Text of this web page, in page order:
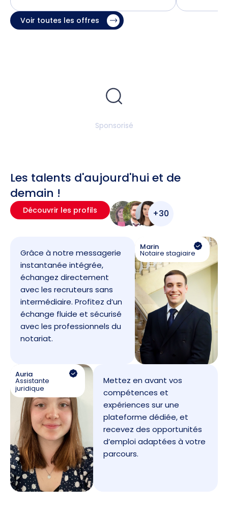
Voir toutes les offres
Sponsorisé
Les talents d'aujourd'hui et de
demain !
Découvrir les profils +30
Grâce à notre messagerie
instantanée intégrée,
échangez directement
avec les recruteurs sans
intermédiaire. Profitez d’un
échange fluide et sécurisé
avec les professionnels du
notariat.
Marin
Notaire stagiaire
Auria
Assistante
juridique
Mettez en avant vos
compétences et
expériences sur une
plateforme dédiée, et
recevez des opportunités
d’emploi adaptées à votre
parcours.